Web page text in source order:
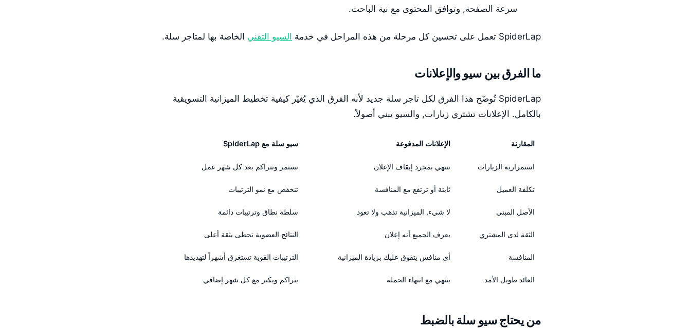
سرعة الصفحة, وتوافق المحتوى مع نية الباحث.
SpiderLap تعمل على تحسين كل مرحلة من هذه المراحل في خدمة السيو التقني الخاصة بها لمتاجر سلة.
ما الفرق بين سيو والإعلانات
SpiderLap تُوضّح هذا الفرق لكل تاجر سلة جديد لأنه الفرق الذي يُغيّر كيفية تخطيط الميزانية التسويقية
بالكامل. الإعلانات تشتري زيارات, والسيو يبني أصولاً.
المقارنة الإعلانات المدفوعة سيو سلة مع SpiderLap
استمرارية الزيارات تنتهي بمجرد إيقاف الإعلان تستمر وتتراكم بعد كل شهر عمل
تكلفة العميل ثابتة أو ترتفع مع المنافسة تنخفض مع نمو الترتيبات
الأصل المبني لا شيء, الميزانية تذهب ولا تعود سلطة نطاق وترتيبات دائمة
الثقة لدى المشتري يعرف الجميع أنه إعلان النتائج العضوية تحظى بثقة أعلى
المنافسة أي منافس يتفوق عليك بزيادة الميزانية الترتيبات القوية تستغرق أشهراً لتهديدها
العائد طويل الأمد ينتهي مع انتهاء الحملة يتراكم ويكبر مع كل شهر إضافي
من يحتاج سيو سلة بالضبط